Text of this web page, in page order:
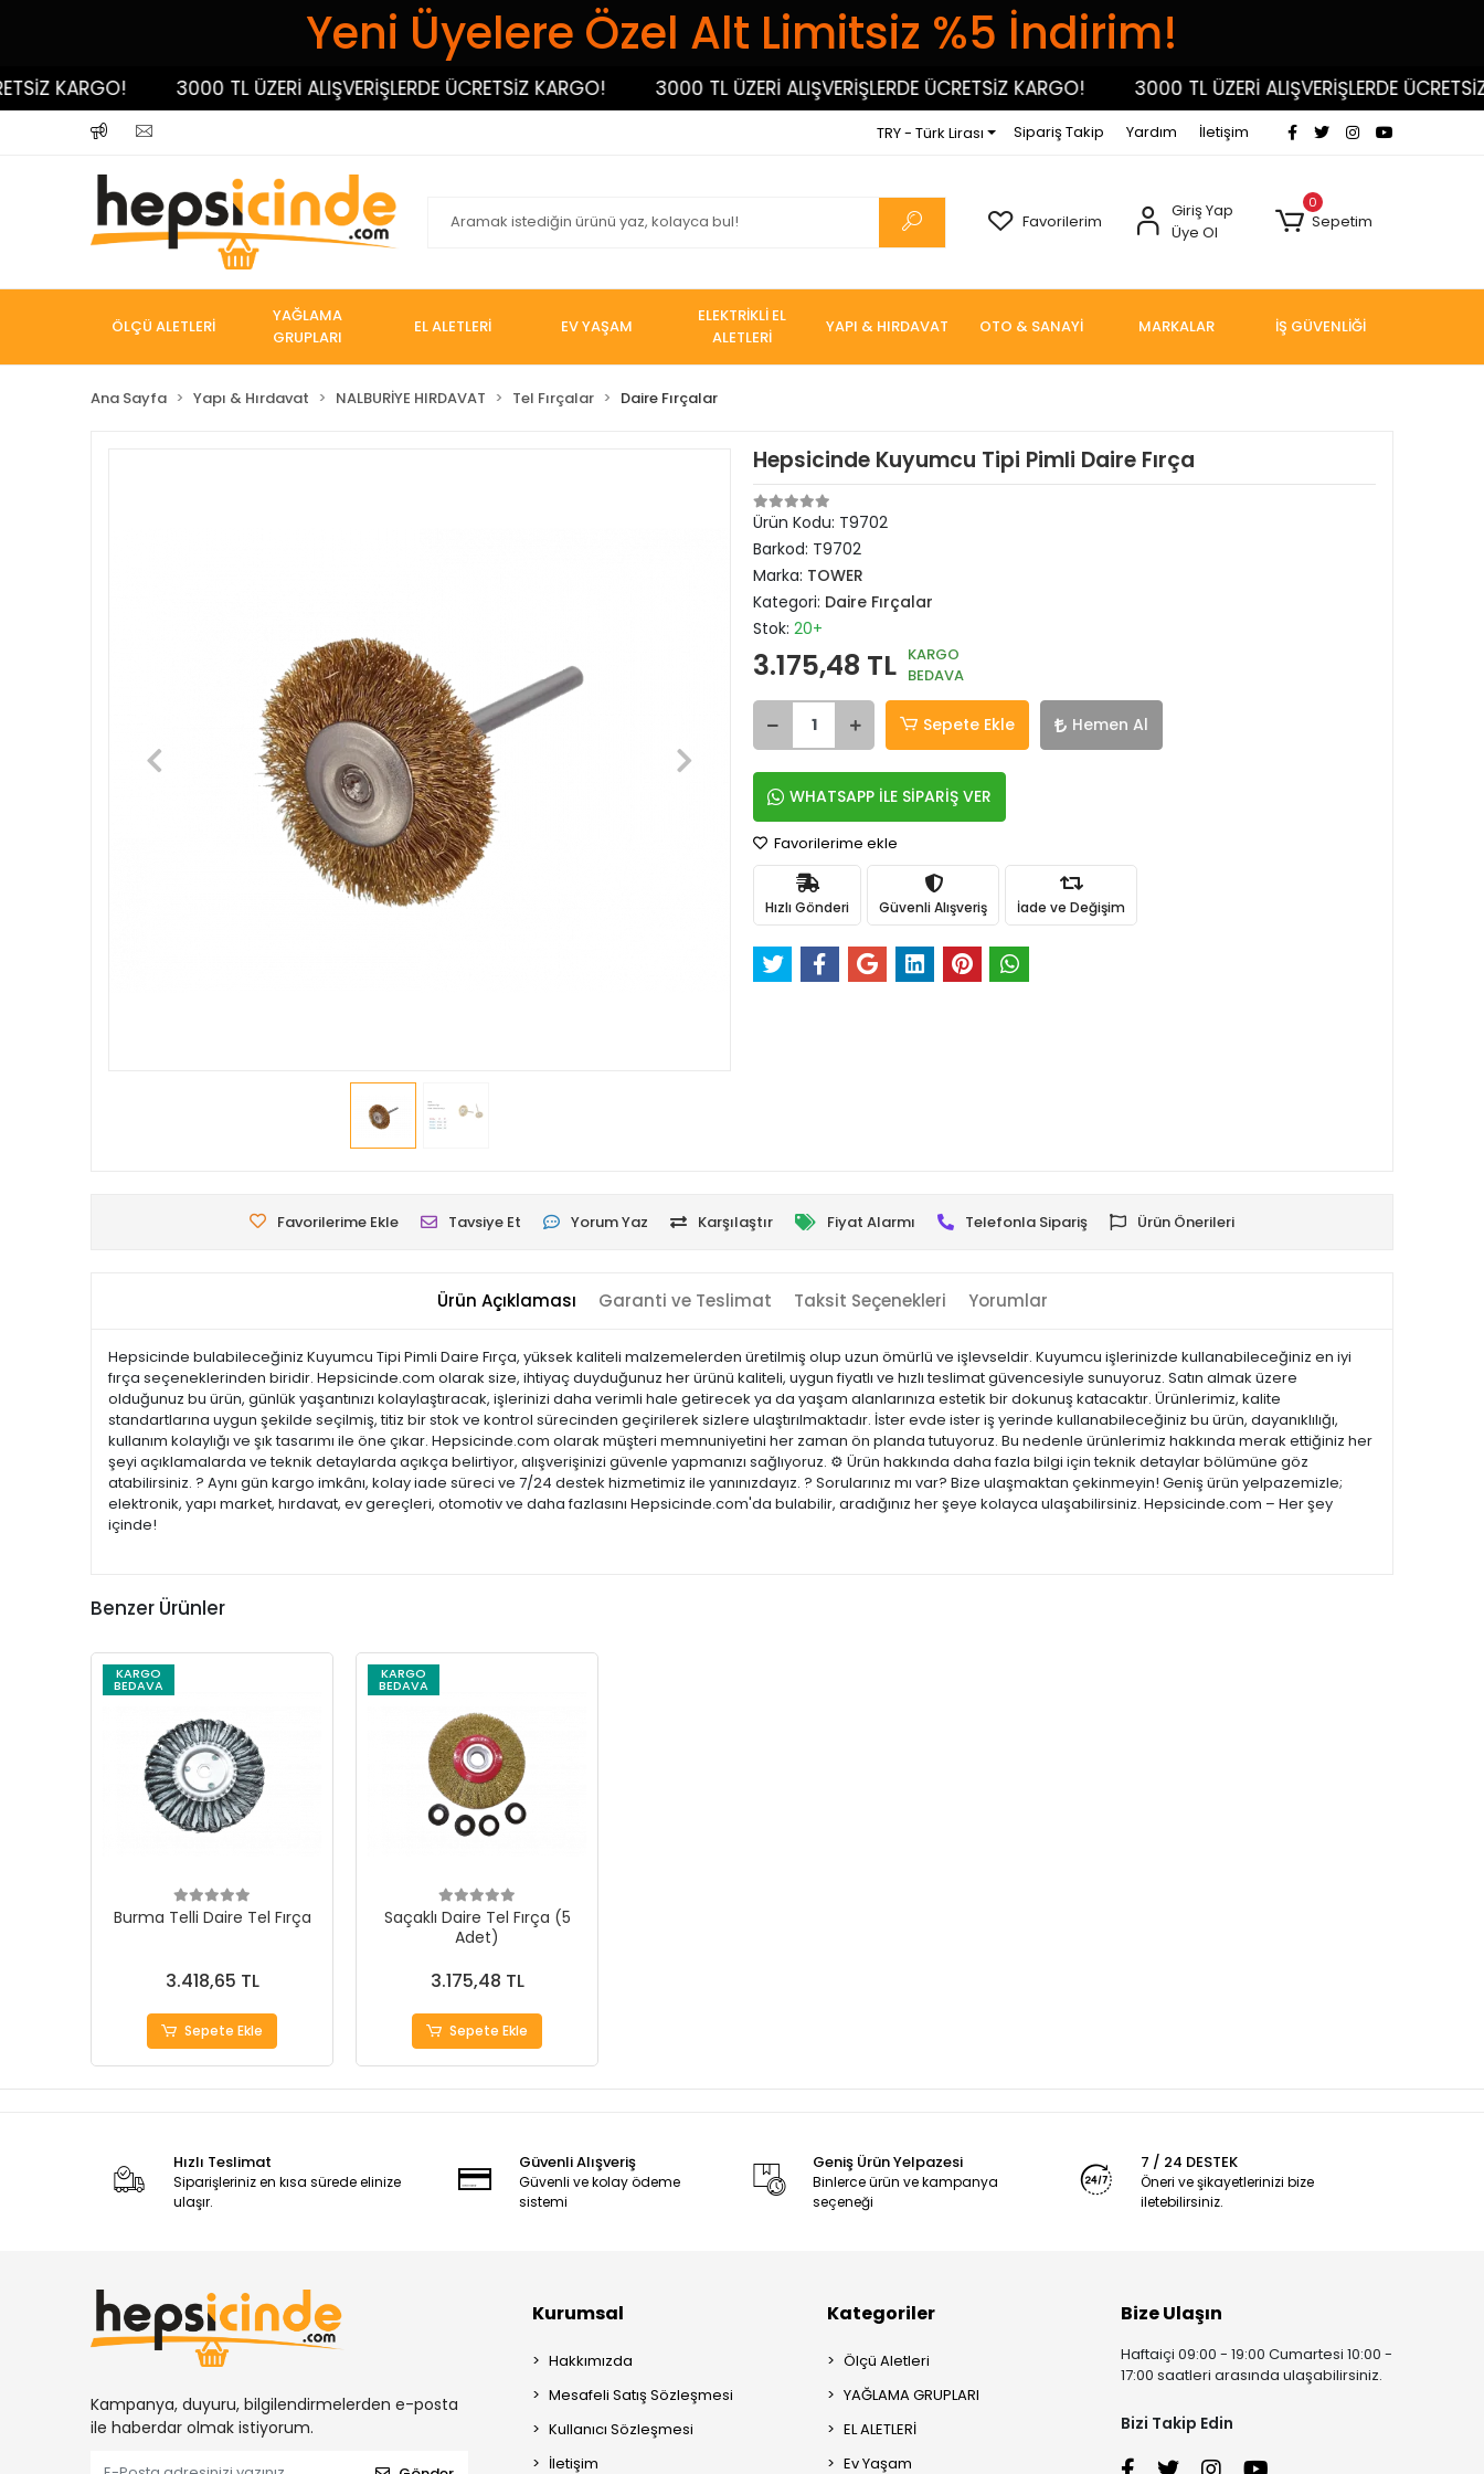
Yeni Üyelere Özel Alt Limitsiz %5 İndirim!
KARGO! 3000 TL ÜZERİ ALIŞVERİŞLERDE ÜCRETSİZ KARGO! 3000 TL ÜZERİ ALIŞVERİŞLERDE ÜCRETSİZ KARGO! 3000 TL ÜZERİ ALIŞVERİŞLERDE ÜCRETSİZ
TRY - Türk Lirası Sipariş Takip Yardım İletişim
Favorilerim
Giriş Yap
Üye Ol
0
Sepetim
ÖLÇÜ ALETLERİ
YAĞLAMA
GRUPLARI
EL ALETLERİ EV YAŞAM
ELEKTRİKLİ EL
ALETLERİ
YAPI & HIRDAVAT OTO & SANAYİ MARKALAR İŞ GÜVENLİĞİ
Ana Sayfa Yapı & Hırdavat NALBURİYE HIRDAVAT Tel Fırçalar Daire Fırçalar
Hepsicinde Kuyumcu Tipi Pimli Daire Fırça
Ürün Kodu: T9702
Barkod: T9702
Marka: TOWER
Kategori: Daire Fırçalar
Stok: 20+
3.175,48 TL KARGO
BEDAVA
Sepete Ekle Hemen Al
WHATSAPP İLE SİPARİŞ VER
Favorilerime ekle
Hızlı Gönderi Güvenli Alışveriş İade ve Değişim
Favorilerime Ekle Tavsiye Et Yorum Yaz Karşılaştır Fiyat Alarmı Telefonla Sipariş Ürün Önerileri
Ürün Açıklaması Garanti ve Teslimat Taksit Seçenekleri Yorumlar
Hepsicinde bulabileceğiniz Kuyumcu Tipi Pimli Daire Fırça, yüksek kaliteli malzemelerden üretilmiş olup uzun ömürlü ve işlevseldir. Kuyumcu işlerinizde kullanabileceğiniz en iyi
fırça seçeneklerinden biridir. Hepsicinde.com olarak size, ihtiyaç duyduğunuz her ürünü kaliteli, uygun fiyatlı ve hızlı teslimat güvencesiyle sunuyoruz. Satın almak üzere
olduğunuz bu ürün, günlük yaşantınızı kolaylaştıracak, işlerinizi daha verimli hale getirecek ya da yaşam alanlarınıza estetik bir dokunuş katacaktır. Ürünlerimiz, kalite
standartlarına uygun şekilde seçilmiş, titiz bir stok ve kontrol sürecinden geçirilerek sizlere ulaştırılmaktadır. İster evde ister iş yerinde kullanabileceğiniz bu ürün, dayanıklılığı,
kullanım kolaylığı ve şık tasarımı ile öne çıkar. Hepsicinde.com olarak müşteri memnuniyetini her zaman ön planda tutuyoruz. Bu nedenle ürünlerimiz hakkında merak ettiğiniz her
şeyi açıklamalarda ve teknik detaylarda açıkça belirtiyor, alışverişinizi güvenle yapmanızı sağlıyoruz. ⚙️ Ürün hakkında daha fazla bilgi için teknik detaylar bölümüne göz
atabilirsiniz. ? Aynı gün kargo imkânı, kolay iade süreci ve 7/24 destek hizmetimiz ile yanınızdayız. ? Sorularınız mı var? Bize ulaşmaktan çekinmeyin! Geniş ürün yelpazemizle;
elektronik, yapı market, hırdavat, ev gereçleri, otomotiv ve daha fazlasını Hepsicinde.com'da bulabilir, aradığınız her şeye kolayca ulaşabilirsiniz. Hepsicinde.com – Her şey
içinde!
Benzer Ürünler
KARGO
BEDAVA
Burma Telli Daire Tel Fırça
3.418,65 TL
Sepete Ekle
KARGO
BEDAVA
Saçaklı Daire Tel Fırça (5
Adet)
3.175,48 TL
Sepete Ekle
Hızlı Teslimat
Siparişleriniz en kısa sürede elinize
ulaşır.
Güvenli Alışveriş
Güvenli ve kolay ödeme
sistemi
Geniş Ürün Yelpazesi
Binlerce ürün ve kampanya
seçeneği
7 / 24 DESTEK
Öneri ve şikayetlerinizi bize
iletebilirsiniz.
Kampanya, duyuru, bilgilendirmelerden e-posta
ile haberdar olmak istiyorum.
Kurumsal
Hakkımızda
Mesafeli Satış Sözleşmesi
Kullanıcı Sözleşmesi
İletişim
Kategoriler
Ölçü Aletleri
YAĞLAMA GRUPLARI
EL ALETLERİ
Ev Yaşam
Bize Ulaşın
Haftaiçi 09:00 - 19:00 Cumartesi 10:00 -
17:00 saatleri arasında ulaşabilirsiniz.
Bizi Takip Edin